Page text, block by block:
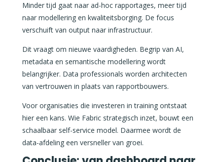
Minder tijd gaat naar ad-hoc rapportages, meer tijd
naar modellering en kwaliteitsborging. De focus
verschuift van output naar infrastructuur.
Dit vraagt om nieuwe vaardigheden. Begrip van AI,
metadata en semantische modellering wordt
belangrijker. Data professionals worden architecten
van vertrouwen in plaats van rapportbouwers.
Voor organisaties die investeren in training ontstaat
hier een kans. Wie Fabric strategisch inzet, bouwt een
schaalbaar self-service model. Daarmee wordt de
data-afdeling een versneller van groei.